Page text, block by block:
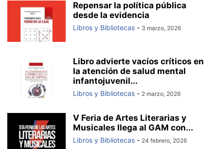
Repensar la política pública
desde la evidencia
Libros y Bibliotecas - 3 marzo, 2026
Libro advierte vacíos críticos en
la atención de salud mental
infantojuvenil...
Libros y Bibliotecas - 2 marzo, 2026
V Feria de Artes Literarias y
Musicales llega al GAM con...
Libros y Bibliotecas - 24 febrero, 2026